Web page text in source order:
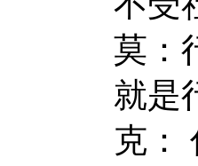
莫：
就是
克：